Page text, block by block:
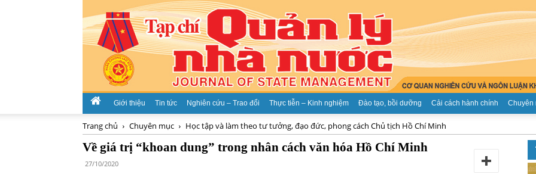
Tạp
Giới thiệu Tin tức Nghiên cứu – Trao đổi Thực tiễn – Kinh nghiệm Đào tạo, bồi dưỡng Cải cách hành chính Chuyên
Trang chủ Chuyên mục Học tập và làm theo tư tưởng, đạo đức, phong cách Chủ tịch Hồ Chí Minh
Về giá trị “khoan dung” trong nhân cách văn hóa Hồ Chí Minh
27/10/2020